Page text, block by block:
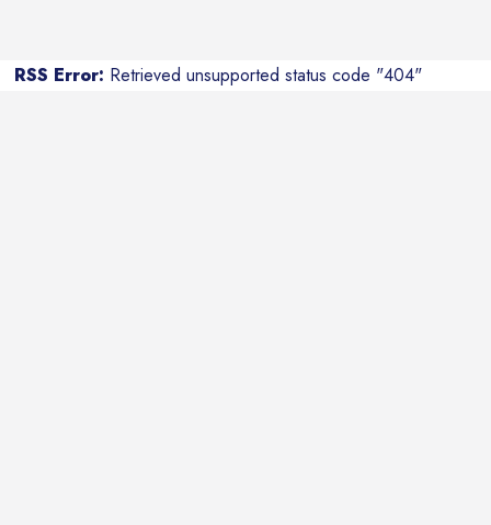
RSS Error: Retrieved unsupported status code "404"